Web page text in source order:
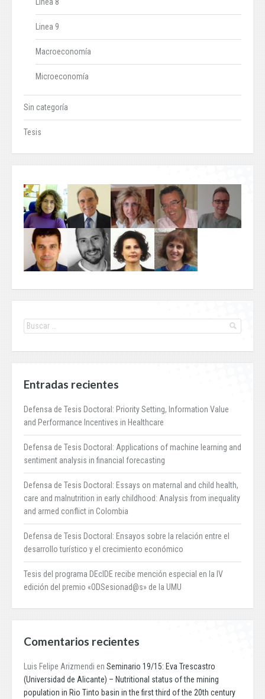
Linea 9
Macroeconomía
Microeconomía
Sin categoría
Tesis
Entradas recientes
Defensa de Tesis Doctoral: Priority Setting, Information Value
and Performance Incentives in Healthcare
Defensa de Tesis Doctoral: Applications of machine learning and
sentiment analysis in financial forecasting
Defensa de Tesis Doctoral: Essays on maternal and child health,
care and malnutrition in early childhood: Analysis from inequality
and armed conflict in Colombia
Defensa de Tesis Doctoral: Ensayos sobre la relación entre el
desarrollo turístico y el crecimiento económico
Tesis del programa DEcIDE recibe mención especial en la IV
edición del premio «ODSesionad@s» de la UMU
Comentarios recientes
Luis Felipe Arizmendi en Seminario 19/15: Eva Trescastro
(Universidad de Alicante) – Nutritional status of the mining
population in Rio Tinto basin in the first third of the 20th century